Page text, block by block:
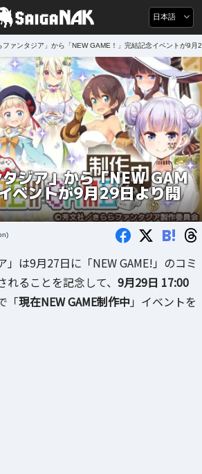
日本語
ファンタジア」から「NEW GAME！」完結記念イベントが9月
ジア」から「NEW GAM
ベントが9月29日より開
B!
」は9月27日に「NEW GAME!」のコミ
ることを記念して、 9月29日 17:00
「現在NEW GAME制作中」イベントを